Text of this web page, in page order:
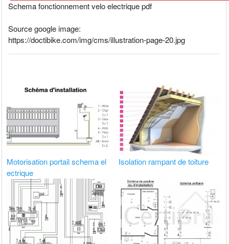
Schema fonctionnement velo electrique pdf
Source google image:
https://doctibike.com/img/cms/illustration-page-20.jpg
Motorisation portail schema el
ectrique
Isolation rampant de toiture